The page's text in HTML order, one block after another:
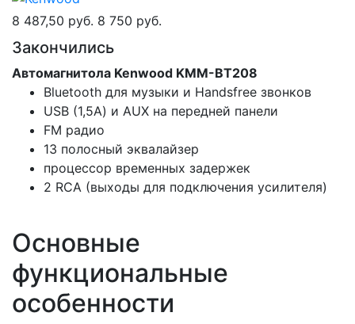
8 487,50 руб. 8 750 руб.
Закончились
Автомагнитола Kenwood KMM-ВТ208
Bluetooth для музыки и Handsfree звонков
USB (1,5А) и AUX на передней панели
FM радио
13 полосный эквалайзер
процессор временных задержек
2 RCA (выходы для подключения усилителя)
Основные
функциональные
особенности